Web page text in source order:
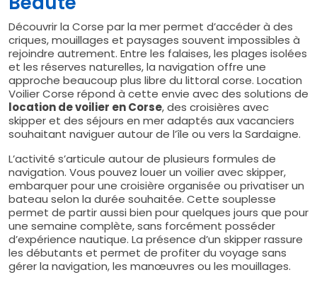
Découvrir la Corse par la mer permet d’accéder à des
criques, mouillages et paysages souvent impossibles à
rejoindre autrement. Entre les falaises, les plages isolées
et les réserves naturelles, la navigation offre une
approche beaucoup plus libre du littoral corse. Location
Voilier Corse répond à cette envie avec des solutions de
location de voilier en Corse, des croisières avec
skipper et des séjours en mer adaptés aux vacanciers
souhaitant naviguer autour de l’île ou vers la Sardaigne.
L’activité s’articule autour de plusieurs formules de
navigation. Vous pouvez louer un voilier avec skipper,
embarquer pour une croisière organisée ou privatiser un
bateau selon la durée souhaitée. Cette souplesse
permet de partir aussi bien pour quelques jours que pour
une semaine complète, sans forcément posséder
d’expérience nautique. La présence d’un skipper rassure
les débutants et permet de profiter du voyage sans
gérer la navigation, les manœuvres ou les mouillages.